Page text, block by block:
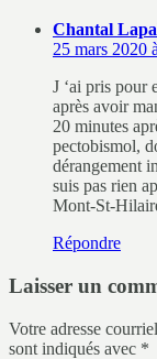
Chantal
25 mars 2020
J ‘ai pris pour
après avoir
20 minutes
pectobismol,
dérangement
suis pas rien
Mont-St-
Répondre
Laisser un
Votre adresse
sont indiqués avec *